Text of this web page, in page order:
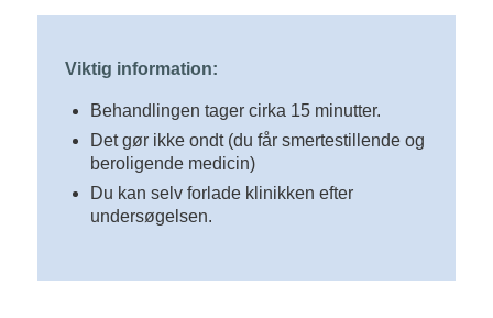
Viktig information:
Behandlingen tager cirka 15 minutter.
Det gør ikke ondt (du får smertestillende og
beroligende medicin)
Du kan selv forlade klinikken efter
undersøgelsen.